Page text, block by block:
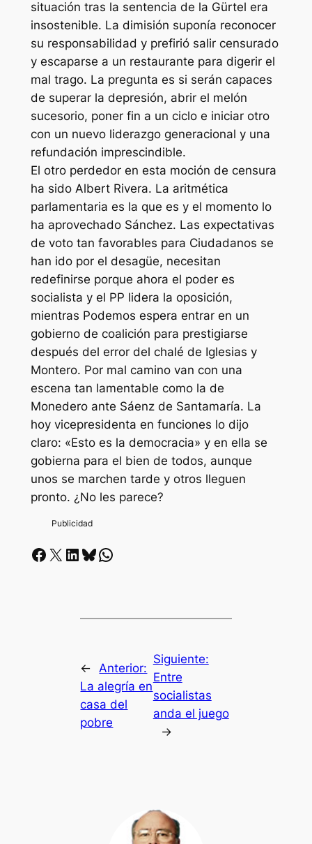
situación tras la sentencia de la Gürtel era
insostenible. La dimisión suponía reconocer
su responsabilidad y prefirió salir censurado
y escaparse a un restaurante para digerir el
mal trago. La pregunta es si serán capaces
de superar la depresión, abrir el melón
sucesorio, poner fin a un ciclo e iniciar otro
con un nuevo liderazgo generacional y una
refundación imprescindible.
El otro perdedor en esta moción de censura
ha sido Albert Rivera. La aritmética
parlamentaria es la que es y el momento lo
ha aprovechado Sánchez. Las expectativas
de voto tan favorables para Ciudadanos se
han ido por el desagüe, necesitan
redefinirse porque ahora el poder es
socialista y el PP lidera la oposición,
mientras Podemos espera entrar en un
gobierno de coalición para prestigiarse
después del error del chalé de Iglesias y
Montero. Por mal camino van con una
escena tan lamentable como la de
Monedero ante Sáenz de Santamaría. La
hoy vicepresidenta en funciones lo dijo
claro: «Esto es la democracia» y en ella se
gobierna para el bien de todos, aunque
unos se marchen tarde y otros lleguen
pronto. ¿No les parece?
Facebook X LinkedIn Bluesky Whatsapp
←
Anterior:
La alegría en
casa del
pobre
Siguiente:
Entre
socialistas
anda el juego
→